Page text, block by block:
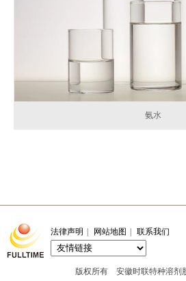
氨水
法律声明 | 网站地图 | 联系我们
版权所有 安徽时联特种溶剂